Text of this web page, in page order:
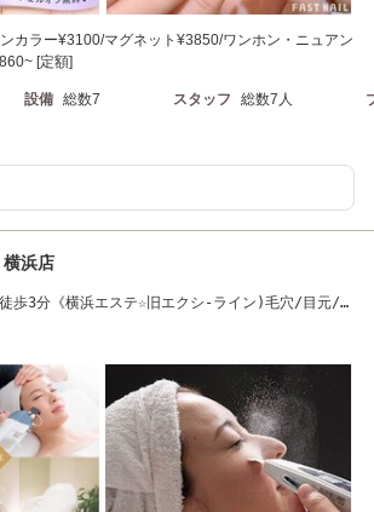
カラー¥3100/マグネット¥3850/ワンホン・ニュアン
[定額]
設備 総数7 スタッフ 総数7人
浜店
歩3分《横浜エステ☆旧エクシ-ライン)毛穴/目元/た